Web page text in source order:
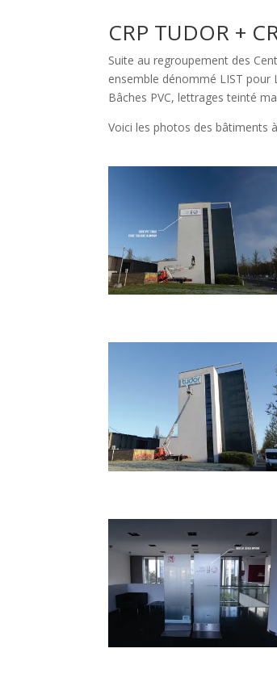
CRP TUDOR +
Suite au regroupement des
ensemble dénommé LIST pour
Bâches PVC, lettrages teinté
Voici les photos des bâtiments